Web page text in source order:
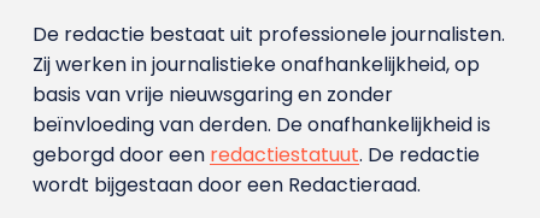
De redactie bestaat uit professionele journalisten.
Zij werken in journalistieke onafhankelijkheid, op
basis van vrije nieuwsgaring en zonder
beïnvloeding van derden. De onafhankelijkheid is
geborgd door een redactiestatuut. De redactie
wordt bijgestaan door een Redactieraad.